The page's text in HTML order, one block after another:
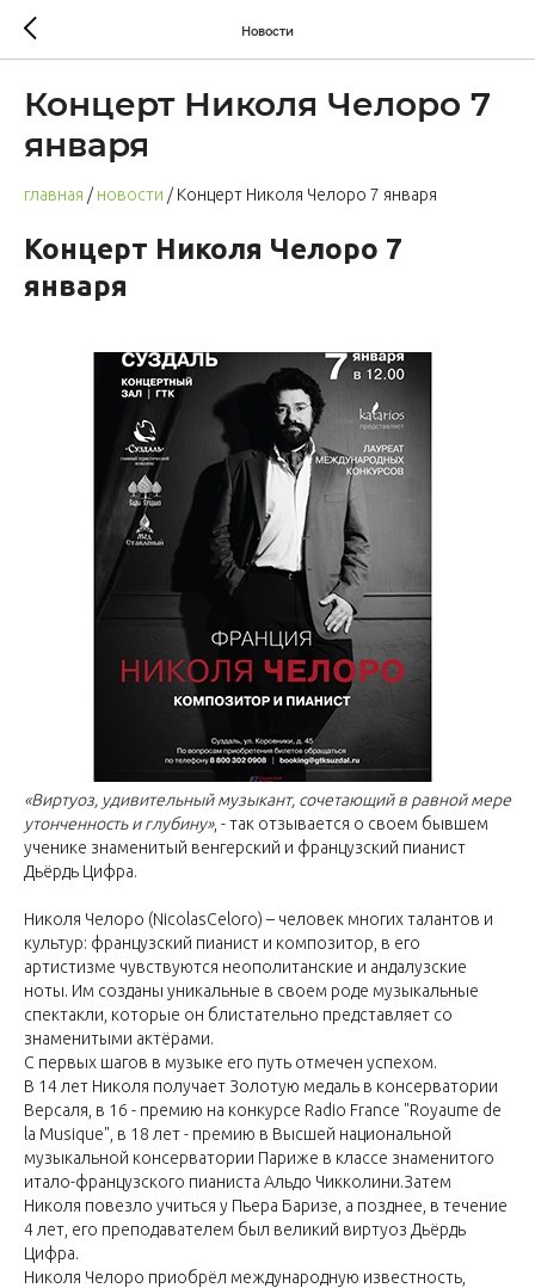
Новости
Концерт Николя Челоро 7
января
главная / новости / Концерт Николя Челоро 7 января
Концерт Николя Челоро 7
января
«Виртуоз, удивительный музыкант, сочетающий в равной мере
утонченность и глубину», - так отзывается о своем бывшем
ученике знаменитый венгерский и французский пианист
Дьёрдь Цифра.
Николя Челоро (NicolasCeloro) – человек многих талантов и
культур: французский пианист и композитор, в его
артистизме чувствуются неополитанские и андалузские
ноты. Им созданы уникальные в своем роде музыкальные
спектакли, которые он блистательно представляет со
знаменитыми актёрами.
С первых шагов в музыке его путь отмечен успехом.
В 14 лет Николя получает Золотую медаль в консерватории
Версаля, в 16 - премию на конкурсе Radio France "Royaume de
la Musique", в 18 лет - премию в Высшей национальной
музыкальной консерватории Париже в классе знаменитого
итало-французского пианиста Альдо Чикколини.Затем
Николя повезло учиться у Пьера Баризе, а позднее, в течение
4 лет, его преподавателем был великий виртуоз Дьёрдь
Цифра.
Николя Челоро приобрёл международную известность,